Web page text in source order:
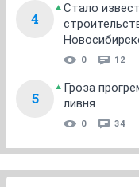
4
Стало
0 12
5
Гроза
ливня
0 34